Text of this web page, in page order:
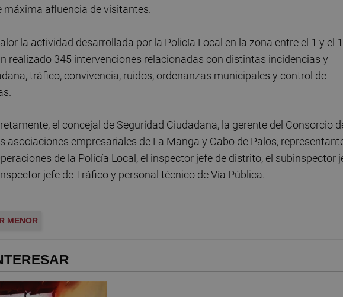
afluencia de visitantes.
la actividad desarrollada por la Policía Local en la zona entre el 1 y el
realizado 345 intervenciones relacionadas con distintas incidencias y
tráfico, convivencia, ruidos, ordenanzas municipales y control de
el concejal de Seguridad Ciudadana, la gerente del Consorcio
asociaciones empresariales de La Manga y Cabo de Palos,
de la Policía Local, el inspector jefe de distrito, el subinspector
jefe de Tráfico y personal técnico de Vía Pública.
MENOR